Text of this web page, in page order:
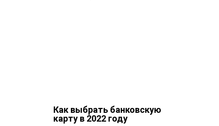
Как выбрать банковскую
карту в 2022 году